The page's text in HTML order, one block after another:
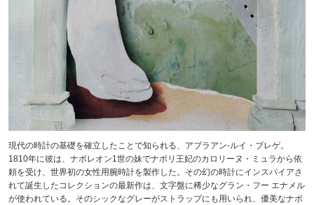
現代の時計の基礎を確立したことで知られる、アブラアン-ルイ・ブレゲ。
1810年に彼は、ナポレオン1世の妹でナポリ王妃のカロリーヌ・ミュラから依
頼を受け、世界初の女性用腕時計を製作した。その幻の時計にインスパイアさ
れて誕生したコレクションの最新作は、文字盤に稀少なグラン・フー エナメル
が使われている。そのシックなグレーがストラップにも用いられ、優美なナポ